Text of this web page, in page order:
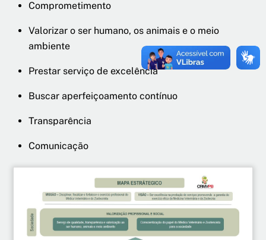
Comprometimento
Valorizar o ser humano, os animais e o meio
ambiente
Prestar serviço de excelência
Buscar aperfeiçoamento contínuo
Transparência
Comunicação